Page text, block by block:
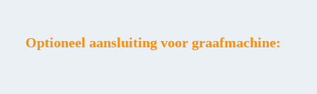
Optioneel aansluiting voor graafmachine: